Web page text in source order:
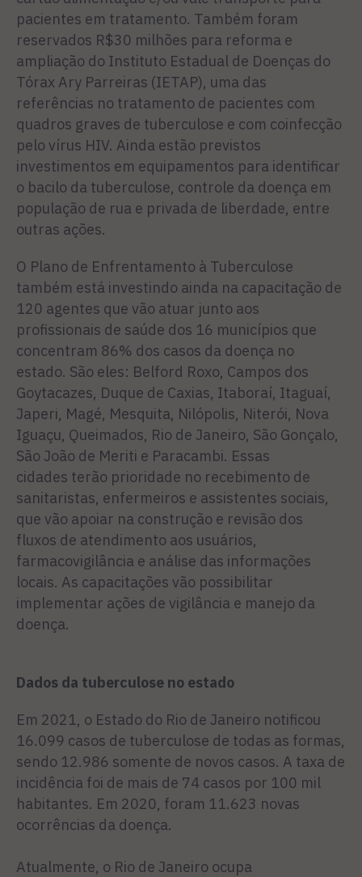
pacientes em tratamento. Também foram
reservados R$30 milhões para reforma e
ampliação do Instituto Estadual de Doenças do
Tórax Ary Parreiras (IETAP), uma das
referências no tratamento de pacientes com
quadros graves de tuberculose e com coinfecção
pelo vírus HIV. Ainda estão previstos
investimentos em equipamentos para identificar
o bacilo da tuberculose, controle da doença em
população de rua e privada de liberdade, entre
outras ações.
O Plano de Enfrentamento à Tuberculose
também está investindo ainda na capacitação de
120 agentes que vão atuar junto aos
profissionais de saúde dos 16 municípios que
concentram 86% dos casos da doença no
estado. São eles: Belford Roxo, Campos dos
Goytacazes, Duque de Caxias, Itaboraí, Itaguaí,
Japeri, Magé, Mesquita, Nilópolis, Niterói, Nova
Iguaçu, Queimados, Rio de Janeiro, São Gonçalo,
São João de Meriti e Paracambi. Essas
cidades terão prioridade no recebimento de
sanitaristas, enfermeiros e assistentes sociais,
que vão apoiar na construção e revisão dos
fluxos de atendimento aos usuários,
farmacovigilância e análise das informações
locais. As capacitações vão possibilitar
implementar ações de vigilância e manejo da
doença.
Dados da tuberculose no estado
Em 2021, o Estado do Rio de Janeiro notificou
16.099 casos de tuberculose de todas as formas,
sendo 12.986 somente de novos casos. A taxa de
incidência foi de mais de 74 casos por 100 mil
habitantes. Em 2020, foram 11.623 novas
ocorrências da doença.
Atualmente, o Rio de Janeiro ocupa